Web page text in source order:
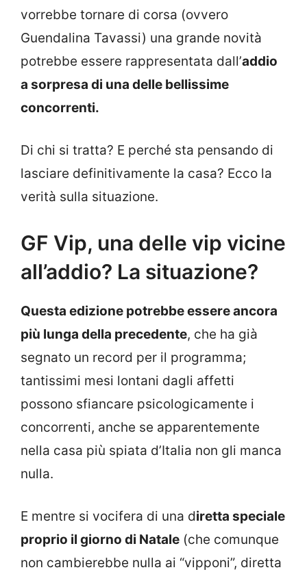
vorrebbe tornare di corsa (ovvero
Guendalina Tavassi) una grande novità
potrebbe essere rappresentata dall’addio
a sorpresa di una delle bellissime
concorrenti.
Di chi si tratta? E perché sta pensando di
lasciare definitivamente la casa? Ecco la
verità sulla situazione.
GF Vip, una delle vip vicine
all’addio? La situazione?
Questa edizione potrebbe essere ancora
più lunga della precedente, che ha già
segnato un record per il programma;
tantissimi mesi lontani dagli affetti
possono sfiancare psicologicamente i
concorrenti, anche se apparentemente
nella casa più spiata d’Italia non gli manca
nulla.
E mentre si vocifera di una diretta speciale
proprio il giorno di Natale (che comunque
non cambierebbe nulla ai “vipponi”, diretta